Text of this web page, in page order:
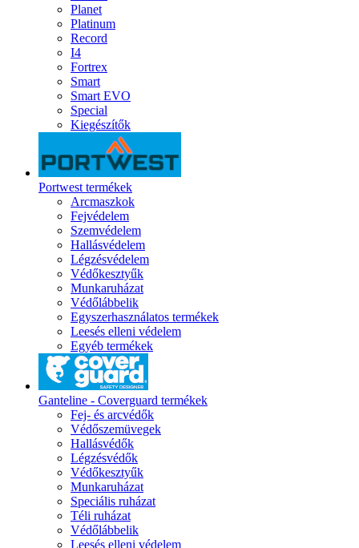
Planet
Platinum
Record
I4
Fortrex
Smart
Smart EVO
Special
Kiegészítők
Portwest termékek
Arcmaszkok
Fejvédelem
Szemvédelem
Hallásvédelem
Légzésvédelem
Védőkesztyűk
Munkaruházat
Védőlábbelik
Egyszerhasználatos termékek
Leesés elleni védelem
Egyéb termékek
Ganteline - Coverguard termékek
Fej- és arcvédők
Védőszemüvegek
Hallásvédők
Légzésvédők
Védőkesztyűk
Munkaruházat
Speciális ruházat
Téli ruházat
Védőlábbelik
Leesés elleni védelem